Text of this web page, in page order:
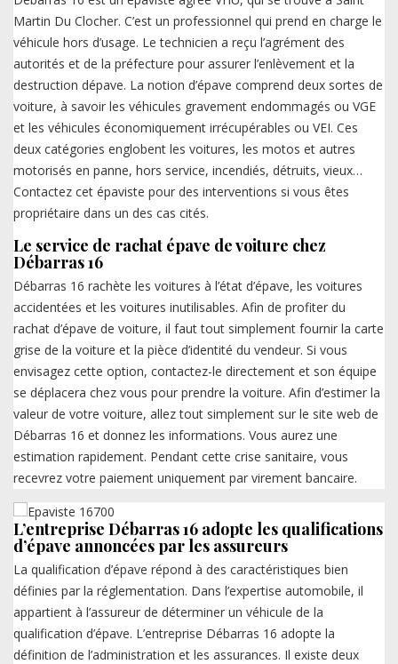
Martin Du Clocher. C’est un professionnel qui prend en charge le
véhicule hors d’usage. Le technicien a reçu l’agrément des
autorités et de la préfecture pour assurer l’enlèvement et la
destruction dépave. La notion d’épave comprend deux sortes de
voiture, à savoir les véhicules gravement endommagés ou VGE
et les véhicules économiquement irrécupérables ou VEI. Ces
deux catégories englobent les voitures, les motos et autres
motorisés en panne, hors service, incendiés, détruits, vieux…
Contactez cet épaviste pour des interventions si vous êtes
propriétaire dans un des cas cités.
Le service de rachat épave de voiture chez
Débarras 16
Débarras 16 rachète les voitures à l’état d’épave, les voitures
accidentées et les voitures inutilisables. Afin de profiter du
rachat d’épave de voiture, il faut tout simplement fournir la carte
grise de la voiture et la pièce d’identité du vendeur. Si vous
envisagez cette option, contactez-le directement et son équipe
se déplacera chez vous pour prendre la voiture. Afin d’estimer la
valeur de votre voiture, allez tout simplement sur le site web de
Débarras 16 et donnez les informations. Vous aurez une
estimation rapidement. Pendant cette crise sanitaire, vous
recevrez votre paiement uniquement par virement bancaire.
L’entreprise Débarras 16 adopte les qualifications
d’épave annoncées par les assureurs
La qualification d’épave répond à des caractéristiques bien
définies par la réglementation. Dans l’expertise automobile, il
appartient à l’assureur de déterminer un véhicule de la
qualification d’épave. L’entreprise Débarras 16 adopte la
définition de l’administration et les assurances. Il existe deux